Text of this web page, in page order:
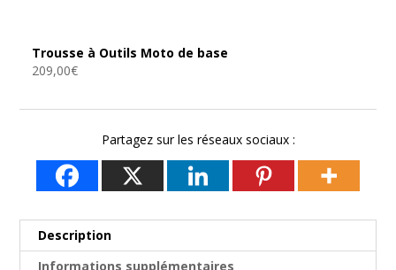
Trousse à Outils Moto de base
209,00€
Partagez sur les réseaux sociaux :
Description
Informations supplémentaires